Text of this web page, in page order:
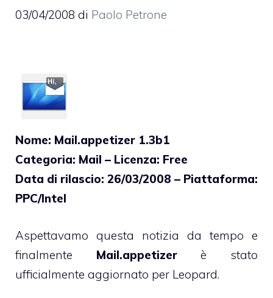
03/04/2008 di Paolo Petrone
Nome: Mail.appetizer 1.3b1
Categoria: Mail – Licenza: Free
Data di rilascio: 26/03/2008 – Piattaforma:
PPC/Intel
Aspettavamo questa notizia da tempo e
finalmente Mail.appetizerè stato
ufficialmente aggiornato per Leopard.